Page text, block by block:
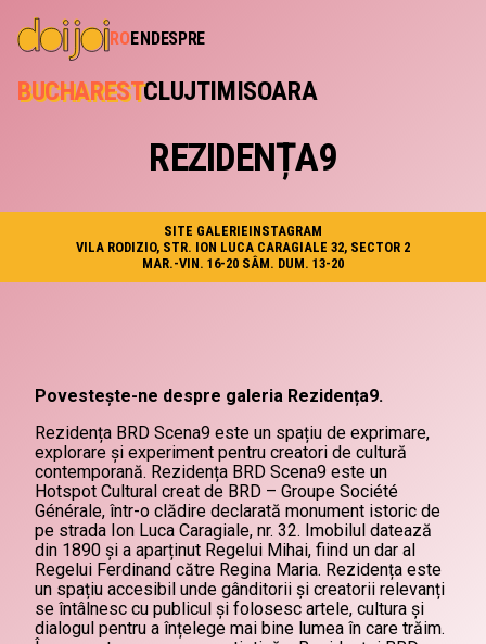
ROENDESPRE
BUCHARESTCLUJTIMISOARA
REZIDENȚA9
SITE GALERIEINSTAGRAM
VILA RODIZIO, STR. ION LUCA CARAGIALE 32, SECTOR 2
MAR.-VIN. 16-20 SÂM. DUM. 13-20
Povestește-ne despre galeria Rezidența9.
Rezidența BRD Scena9 este un spațiu de exprimare,
explorare și experiment pentru creatori de cultură
contemporană. Rezidența BRD Scena9 este un
Hotspot Cultural creat de BRD – Groupe Société
Générale, într-o clădire declarată monument istoric de
pe strada Ion Luca Caragiale, nr. 32. Imobilul datează
din 1890 și a aparținut Regelui Mihai, fiind un dar al
Regelui Ferdinand către Regina Maria. Rezidența este
un spațiu accesibil unde gânditorii și creatorii relevanți
se întâlnesc cu publicul și folosesc artele, cultura și
dialogul pentru a înțelege mai bine lumea în care trăim.